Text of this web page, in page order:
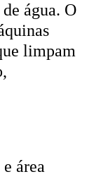
água. O
limpam
área